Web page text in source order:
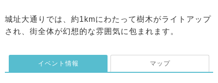
城址大通りでは、約1kmにわたって樹木がライトアップ
され、街全体が幻想的な雰囲気に包まれます。
イベント情報 マップ